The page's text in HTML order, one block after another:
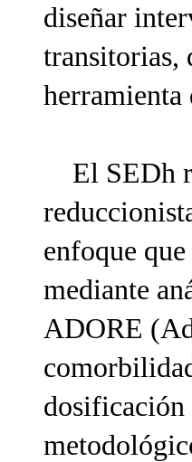
diseñar
transitorias,
El SEDh
enfoque
mediante
ADORE
dosificación